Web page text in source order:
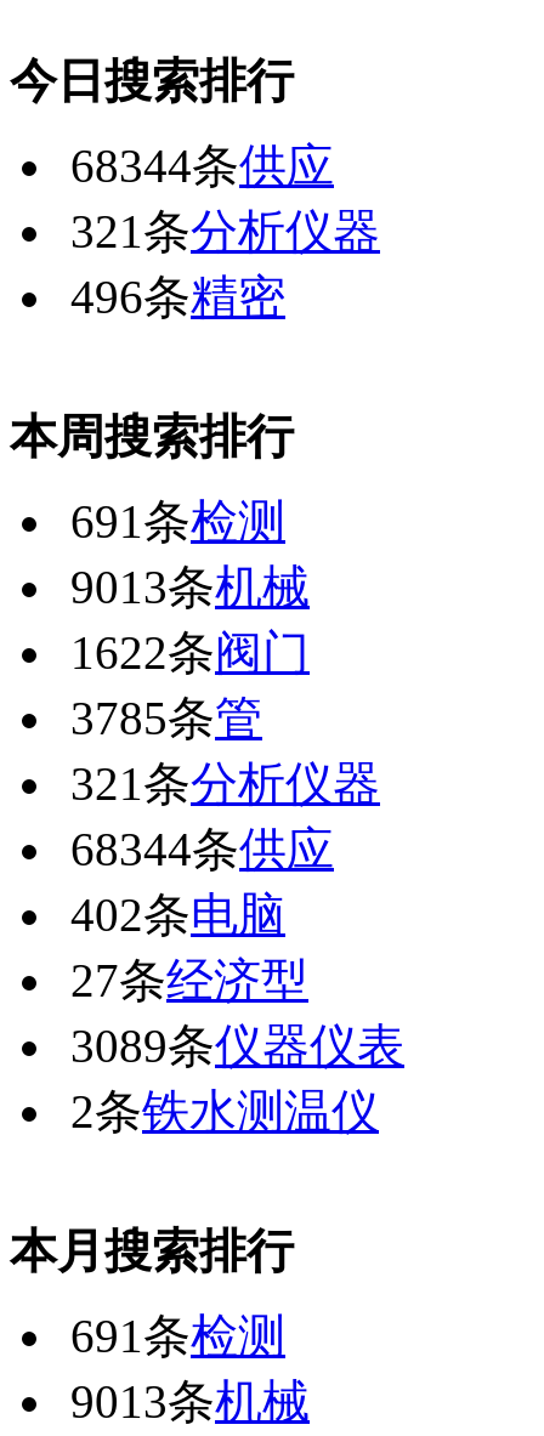
今日搜索排行
68344条供应
321条分析仪器
496条精密
本周搜索排行
691条检测
9013条机械
1622条阀门
3785条管
321条分析仪器
68344条供应
402条电脑
27条经济型
3089条仪器仪表
2条铁水测温仪
本月搜索排行
691条检测
9013条机械